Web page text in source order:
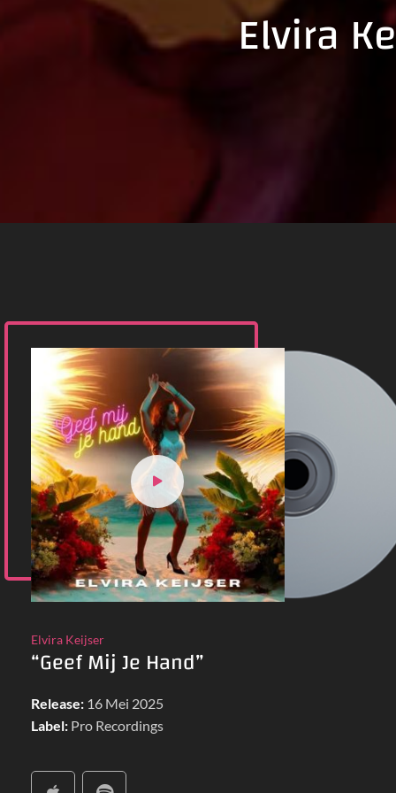
Elvira
Elvira Keijser
“Geef Mij Je Hand”
Release: 16 Mei 2025
Label: Pro Recordings